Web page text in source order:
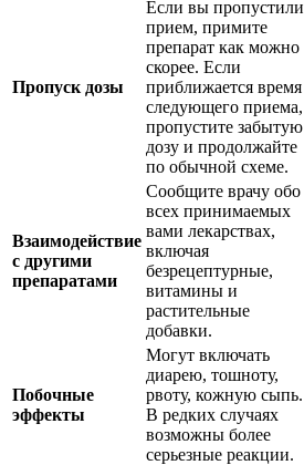
Пропуск дозы
Если вы пропустили
прием, примите
препарат как можно
скорее. Если
приближается время
следующего приема,
пропустите забытую
дозу и продолжайте
по обычной схеме.
Взаимодействие
с другими
препаратами
Сообщите врачу обо
всех принимаемых
вами лекарствах,
включая
безрецептурные,
витамины и
растительные
добавки.
Побочные
эффекты
Могут включать
диарею, тошноту,
рвоту, кожную сыпь.
В редких случаях
возможны более
серьезные реакции.